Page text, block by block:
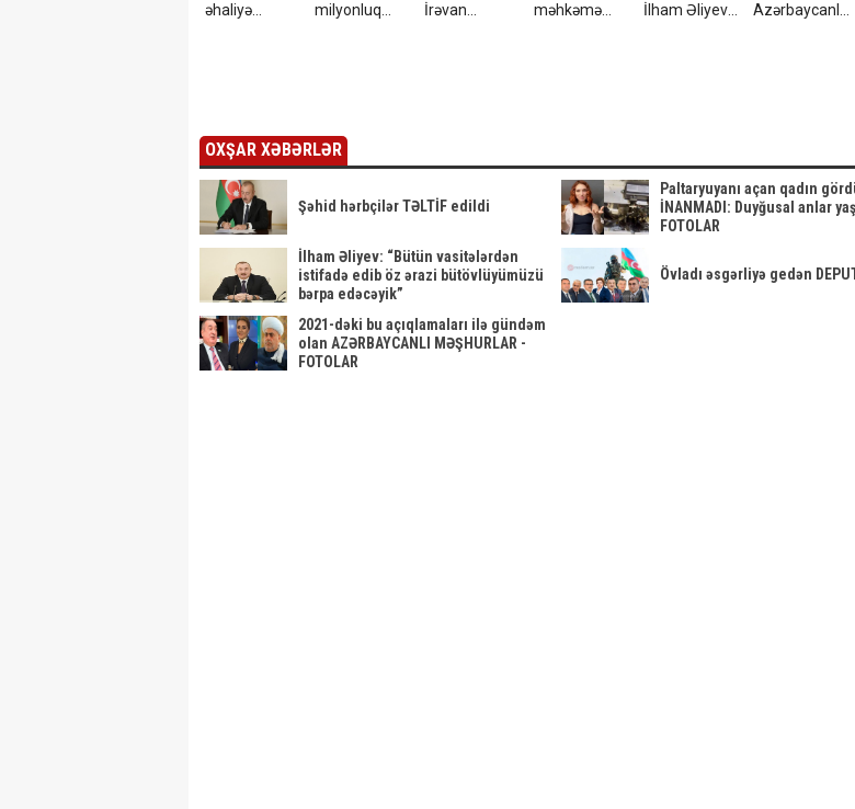
əhaliyə
milyonluq
İrəvan
məhkəmə
İlham Əliyevə
Azərbaycanla
OXŞAR XƏBƏRLƏR
Şəhid hərbçilər TƏLTİF edildi
Paltaryuyanı açan qadın
İNANMADI: Duyğusal anlar
FOTOLAR
İlham Əliyev: “Bütün vasitələrdən
istifadə edib öz ərazi bütövlüyümüzü
bərpa edəcəyik”
Övladı əsgərliyə gedən
2021-dəki bu açıqlamaları ilə gündəm
olan AZƏRBAYCANLI MƏŞHURLAR -
FOTOLAR